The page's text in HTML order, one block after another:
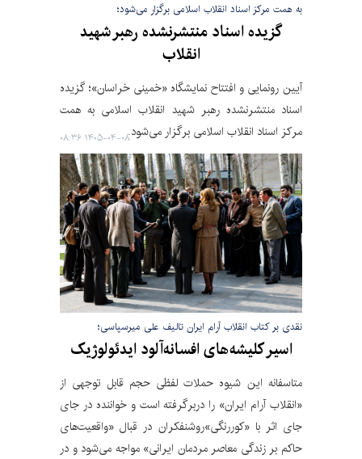
به همت مرکز اسناد انقلاب اسلامی برگزار می‌شود؛
گزیده اسناد منتشرنشده رهبر شهید
انقلاب
آیین رونمایی و افتتاح نمایشگاه «خمینی خراسان»؛ گزیده
اسناد منتشرنشده رهبر شهید انقلاب اسلامی به همت
مرکز اسناد انقلاب اسلامی برگزار می‌شود.۱۴۰۵-۰۴-۰۸ ۰۸:۳۶
نقدی بر کتاب انقلاب آرام ایران تالیف علی میرسپاسی؛
اسیر کلیشه‌های افسانه‌آلود ایدئولوژیک
متاسفانه این شیوه حملات لفظی حجم قابل توجهی از
«انقلاب آرام ایران» را دربرگرفته است و خواننده در جای
جای اثر با «کوررنگی»روشنفکران در قبال «واقعیت‌های
حاکم بر زندگی معاصر مردمان ایرانی» مواجه می‌شود و در